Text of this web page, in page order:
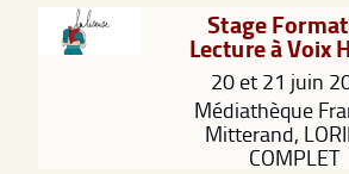
Stage
Lecture à Voix
20 et 21 juin
Médiathèque
Mitterand,
COMPLET